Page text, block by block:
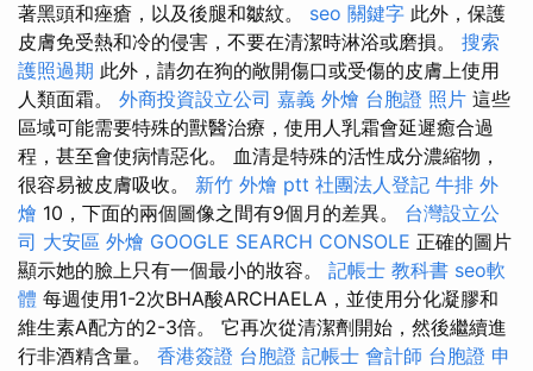
著黑頭和痤瘡，以及後腿和皺紋。 seo 關鍵字 此外，保護
皮膚免受熱和冷的侵害，不要在清潔時淋浴或磨損。 搜索
護照過期 此外，請勿在狗的敞開傷口或受傷的皮膚上使用
人類面霜。 外商投資設立公司 嘉義 外燴 台胞證 照片 這些
區域可能需要特殊的獸醫治療，使用人乳霜會延遲癒合過
程，甚至會使病情惡化。 血清是特殊的活性成分濃縮物，
很容易被皮膚吸收。 新竹 外燴 ptt 社團法人登記 牛排 外
燴 10，下面的兩個圖像之間有9個月的差異。 台灣設立公
司 大安區 外燴 GOOGLE SEARCH CONSOLE 正確的圖片
顯示她的臉上只有一個最小的妝容。 記帳士 教科書 seo軟
體 每週使用1-2次BHA酸ARCHAELA，並使用分化凝膠和
維生素A配方的2-3倍。 它再次從清潔劑開始，然後繼續進
行非酒精含量。 香港簽證 台胞證 記帳士 會計師 台胞證 申